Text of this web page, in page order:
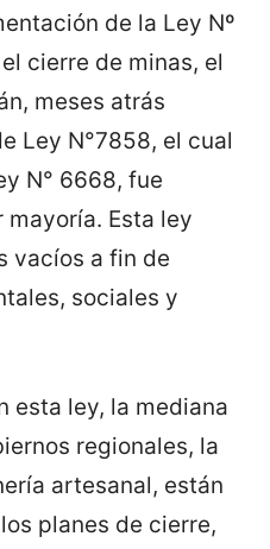
de la Ley Nº
cierre de minas, el
meses atrás
Ley N°7858, el cual
N° 6668, fue
Esta ley
vacíos a fin de
sociales y
esta ley, la mediana
regionales, la
artesanal, están
planes de cierre,